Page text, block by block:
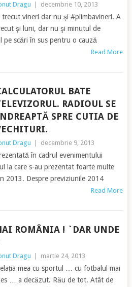
Dragu decembrie 10, 2013
trecut vineri dar nu şi #plimbavineri. A
şi luni, dar nu şi minutul de
pe scări în sus pentru o cauză
Read More
BATE
RADIOUL SE
SPRE CUTIA DE
Dragu decembrie 9, 2013
în cadrul evenimentului
la care s-au prezentat foarte multe
2013. Despre previziunile 2014
Read More
ROMÂNIA ! `DAR UNDE
Dragu martie 24, 2013
mea cu sportul … cu fotbalul mai
… a decăzut. Rău de tot. Atât de